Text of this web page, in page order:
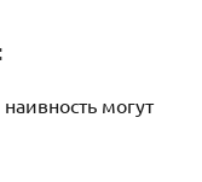
могут